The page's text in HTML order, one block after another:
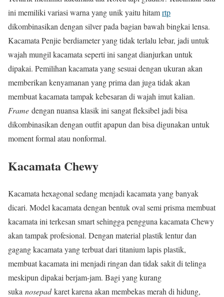
ini memiliki variasi warna yang unik yaitu hitamrtp
dikombinasikan dengan silver pada bagian bawah bingkai lensa.
Kacamata Penjie berdiameter yang tidak terlalu lebar, jadi untuk
wajah mungil kacamata seperti ini sangat dianjurkan untuk
dipakai. Pemilihan kacamata yang sesuai dengan ukuran akan
memberikan kenyamanan yang prima dan juga tidak akan
membuat kacamata tampak kebesaran di wajah imut kalian.
Frame dengan nuansa klasik ini sangat fleksibel jadi bisa
dikombinasikan dengan outfit apapun dan bisa digunakan untuk
moment formal atau nonformal.
Kacamata Chewy
Kacamata hexagonal sedang menjadi kacamata yang banyak
dicari. Model kacamata dengan bentuk oval semi prisma membuat
kacamata ini terkesan smart sehingga pengguna kacamata Chewy
akan tampak profesional. Dengan material plastik lentur dan
gagang kacamata yang terbuat dari titanium lapis plastik,
membuat kacamata ini menjadi ringan dan tidak sakit di telinga
meskipun dipakai berjam-jam. Bagi yang kurang
suka nosepadkaret karena akan membekas merah di hidung,